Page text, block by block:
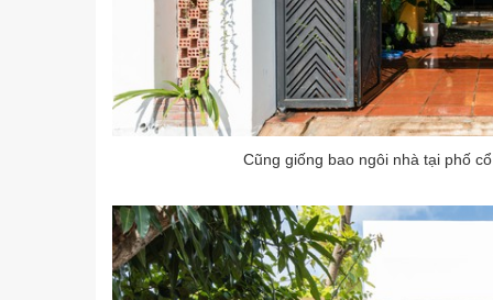
Cũng giống bao ngôi nhà tại phố